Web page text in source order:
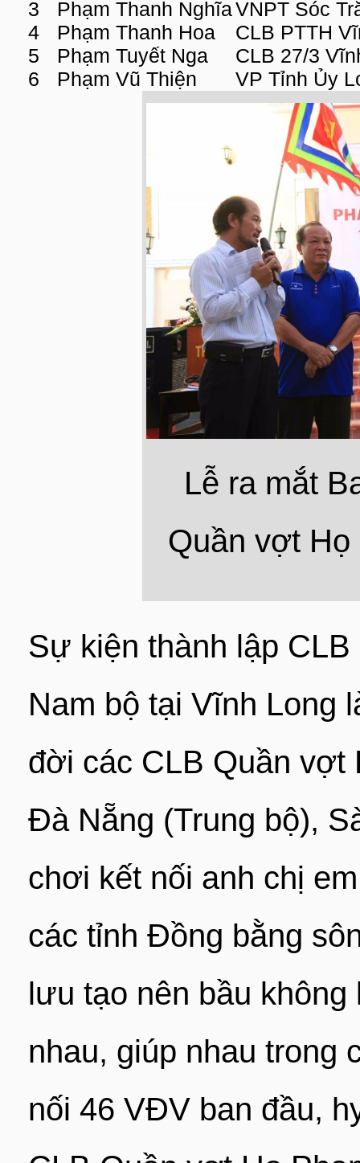
3 Phạm Thanh NghĩaVNPT Sóc
4
Phạm Thanh Hoa
CLB PTTH
5
Phạm Tuyết Nga
CLB 27/3
6
Phạm Vũ Thiện VP Tỉnh Ủy
Lễ ra mắt
Quần vợt Họ
Sự kiện thành lập
Nam bộ tại Vĩnh Long
đời các CLB Quần vợt
Đà Nẵng (Trung bộ),
chơi kết nối anh chị
các tỉnh Đồng bằng
lưu tạo nên bầu
nhau, giúp nhau trong
nối 46 VĐV ban đầu,